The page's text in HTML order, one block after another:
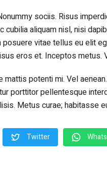
sociis. Risus
cubilia aliquam nisl, nisi
vitae tellus eu elit
eros et. Inceptos metus.
mattis potenti mi. Vel
porttitor pellentesque
Metus curae; habitasse
Twitter